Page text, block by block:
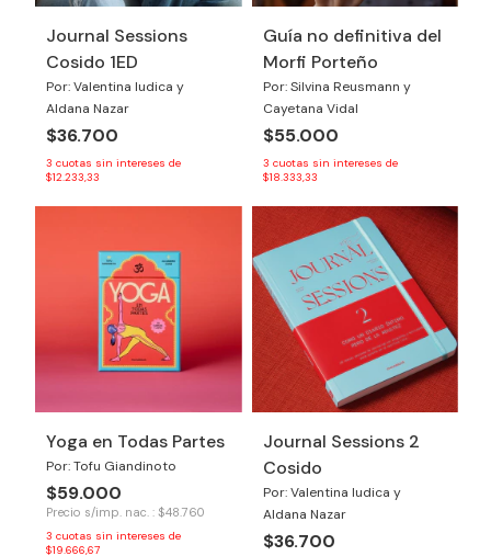
Journal Sessions
Cosido 1ED
Por: Valentina Iudica y
Aldana Nazar
$36.700
3 cuotas sin intereses de
$12.233,33
Guía no definitiva del
Morfi Porteño
Por: Silvina Reusmann y
Cayetana Vidal
$55.000
3 cuotas sin intereses de
$18.333,33
Yoga en Todas Partes
Por: Tofu Giandinoto
$59.000
Precio s/imp. nac. : $48.760
3 cuotas sin intereses de
$19.666,67
Journal Sessions 2
Cosido
Por: Valentina Iudica y
Aldana Nazar
$36.700